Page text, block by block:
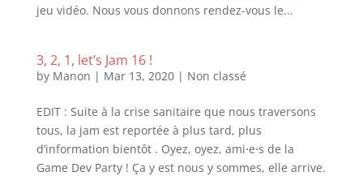
jeu vidéo. Nous vous donnons rendez-vous le...
3, 2, 1, let’s Jam 16 !
by Manon | Mar 13, 2020| Non classé
EDIT : Suite à la crise sanitaire que nous traversons
tous, la jam est reportée à plus tard, plus
d’information bientôt . Oyez, oyez, ami⋅e⋅s de la
Game Dev Party ! Ça y est nous y sommes, elle arrive.